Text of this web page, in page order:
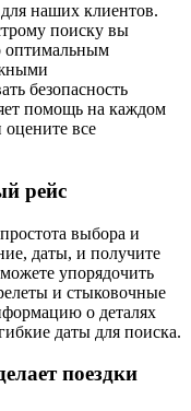
наших клиентов.
поиску вы
оптимальным
безопасность
помощь на каждом
оцените все
рейс
выбора и
даты, и получите
упорядочить
и стыковочные
о деталях
даты для поиска.
поездки